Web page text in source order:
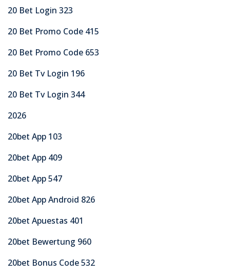
20 Bet Login 323
20 Bet Promo Code 415
20 Bet Promo Code 653
20 Bet Tv Login 196
20 Bet Tv Login 344
2026
20bet App 103
20bet App 409
20bet App 547
20bet App Android 826
20bet Apuestas 401
20bet Bewertung 960
20bet Bonus Code 532